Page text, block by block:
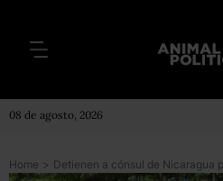
08 de agosto, 2026
Home >